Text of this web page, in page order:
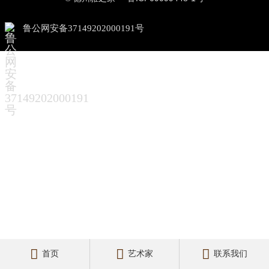
鲁公网安备37149202000191号
 首页  艺术家  联系我们